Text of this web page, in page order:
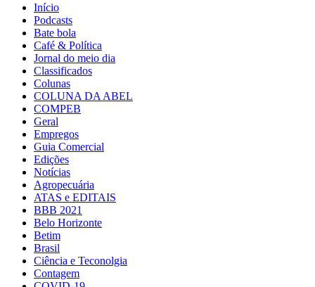
Início
Podcasts
Bate bola
Café & Política
Jornal do meio dia
Classificados
Colunas
COLUNA DA ABEL
COMPEB
Geral
Empregos
Guia Comercial
Edições
Notícias
Agropecuária
ATAS e EDITAIS
BBB 2021
Belo Horizonte
Betim
Brasil
Ciência e Teconolgia
Contagem